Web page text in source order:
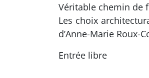
Véritable chemin de
Les choix
d’Anne-Marie
Entrée libre